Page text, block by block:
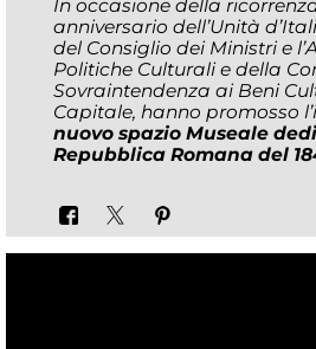
In occasione della
anniversario dell’Unità
del Consiglio dei Ministri e
Politiche Culturali e della
Sovraintendenza ai Beni
Capitale, hanno promosso
nuovo spazio Museale
Repubblica Romana del